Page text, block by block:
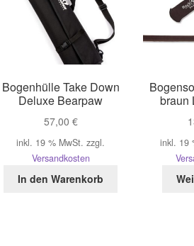
Bogenhülle Take Down
Deluxe Bearpaw
57,00 €
inkl. 19 % MwSt. zzgl.
Versandkosten
In den Warenkorb
braun
inkl. 19